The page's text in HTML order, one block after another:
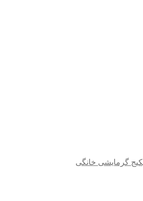
گرمایشی خانگی